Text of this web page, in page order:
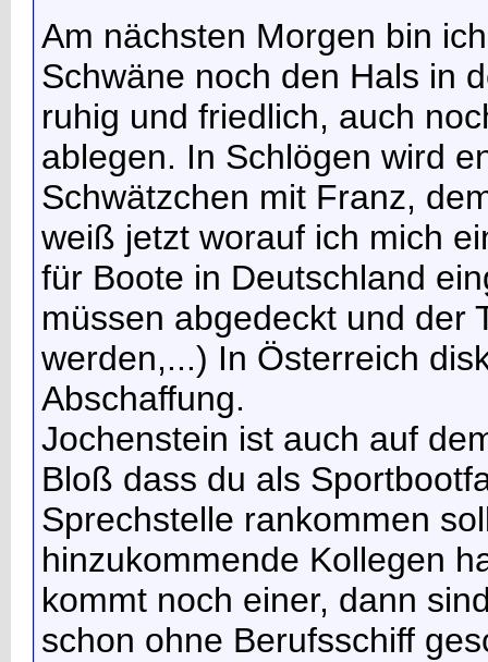
Am nächsten Morgen bin
Schwäne noch den Hals in
ruhig und friedlich, auch
ablegen. In Schlögen wird
Schwätzchen mit Franz,
weiß jetzt worauf ich mich
für Boote in Deutschland
müssen abgedeckt und der
werden,...) In Österreich
Abschaffung.
Jochenstein ist auch auf
Bloß dass du als
Sprechstelle rankommen
hinzukommende Kollegen
kommt noch einer, dann
schon ohne Berufsschiff